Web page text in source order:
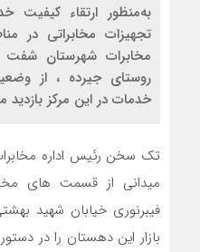
به‌منظور ارتقاء کیفیت
تجهیزات مخابراتی در
مخابرات شهرستان شفت
روستای جیرده ، از
خدمات در این مرکز بازدید
تک سخن رئیس اداره
میدانی از قسمت های
بازار این دهستان را در